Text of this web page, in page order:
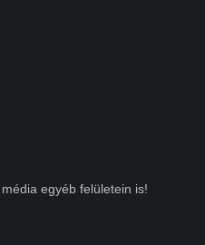
egyéb felületein is!